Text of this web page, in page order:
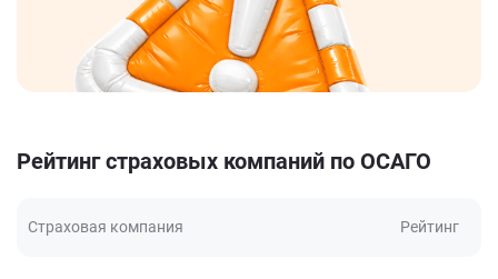
Рейтинг страховых компаний по ОСАГО
Страховая компания Рейтинг